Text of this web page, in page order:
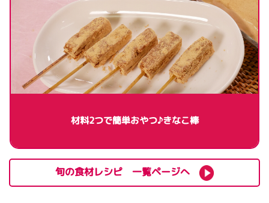
材料2つで簡単おやつ♪きなこ棒
旬の食材レシピ 一覧ページへ